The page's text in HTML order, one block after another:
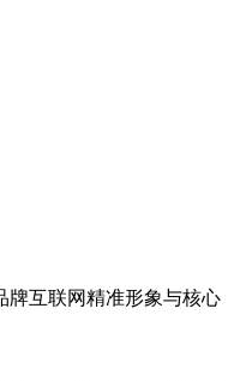
牌互联网精准形象与核心